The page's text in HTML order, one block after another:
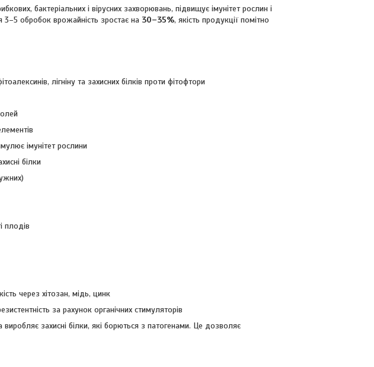
бактеріальних і вірусних захворювань, підвищує імунітет рослин і
3–5 обробок врожайність зростає на 30–35%, якість продукції помітно
лігніну та захисних білків проти фітофтори
імунітет рослини
білки
плодів
через хітозан, мідь, цинк
за рахунок органічних стимуляторів
захисні білки, які борються з патогенами. Це дозволяє